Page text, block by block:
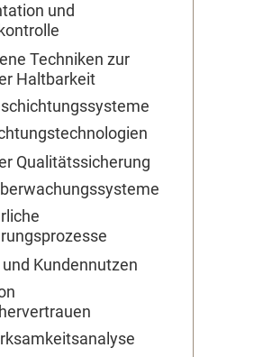
und
Techniken zur
Haltbarkeit
Qualitätssicherung
Kundennutzen